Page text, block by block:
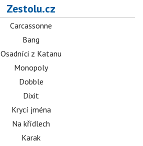
Zestolu.cz
Carcassonne
Bang
Osadníci z Katanu
Monopoly
Dobble
Dixit
Krycí jména
Na křídlech
Karak